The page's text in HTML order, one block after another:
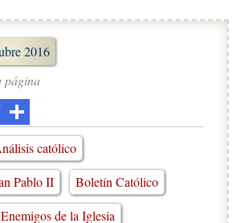
2016
página
católico
Pablo II
Boletín Católico
Enemigos de la Iglesia